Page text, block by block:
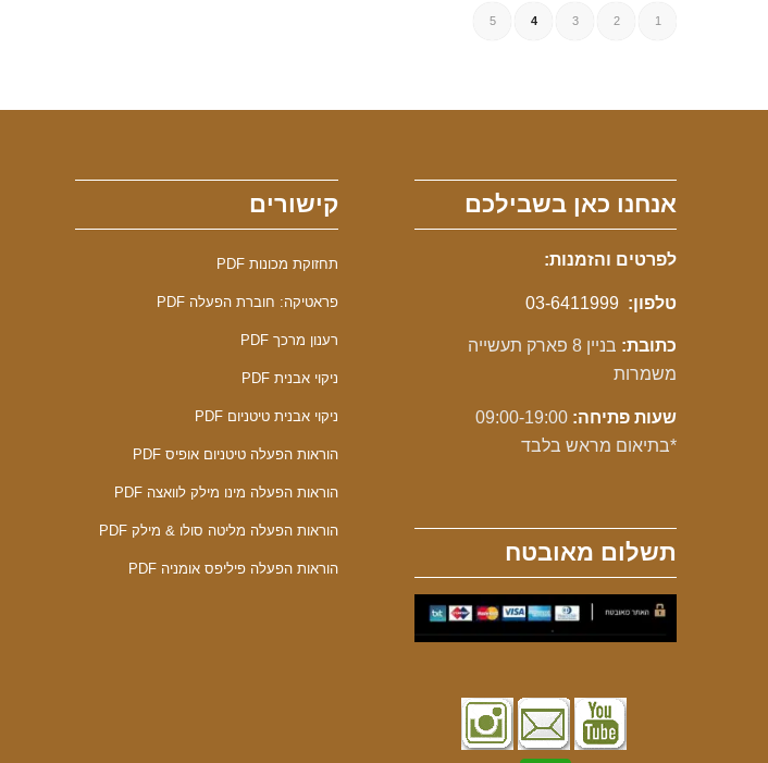
1
2
3
4
5
אנחנו כאן בשבילכם
לפרטים והזמנות:
טלפון: 03-6411999
כתובת:
בניין 8 פארק תעשייה
משמרות
שעות פתיחה:
*בתיאום מראש בלבד
תשלום מאובטח
קישורים
תחזוקת מכונות PDF
פראטיקה: חוברת הפעלה PDF
רענון מרכך PDF
ניקוי אבנית PDF
ניקוי אבנית טיטניום PDF
הוראות הפעלה טיטניום אופיס PDF
הוראות הפעלה מינו מילק לוואצה PDF
הוראות הפעלה מליטה סולו & מילק PDF
הוראות הפעלה פיליפס אומניה PDF